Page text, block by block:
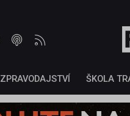
ZPRAVODAJSTVÍ ŠKOLA